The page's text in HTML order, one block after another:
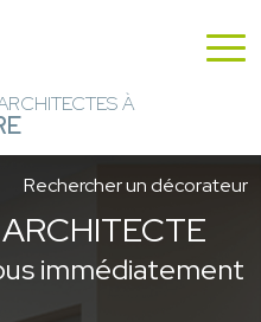
À
Rechercher un décorateur
immédiatement